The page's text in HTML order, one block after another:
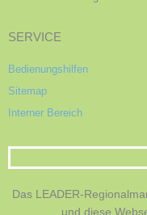
SERVICE
Bedienungshilfen
Sitemap
Interner Bereich
Das LEADER-
und diese